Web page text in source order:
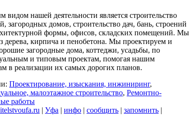
видом нашей деятельности является строительство
загородных домов, строительство дач, бань, строений
формы, офисов, складских помещений. Мы
дерева, кирпича и пенобетона. Мы проектируем и
загородные дома, коттеджи, усадьбы, по
и типовым проектам, помогая нашим
в реализации их самых дорогих планов.
Проектирование, изыскания, инжиниринг,
малоэтажное строительство, Ремонтно-
работы
| Уфа | инфо | сообщить | запомнить |